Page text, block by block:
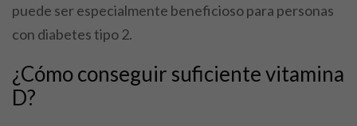
puede ser especialmente beneficioso para personas
con diabetes tipo 2.
¿Cómo conseguir suficiente vitamina
D?